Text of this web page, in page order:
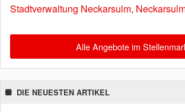
Stadtverwaltung Neckarsulm,
Alle Angebote im
DIE NEUESTEN ARTIKEL